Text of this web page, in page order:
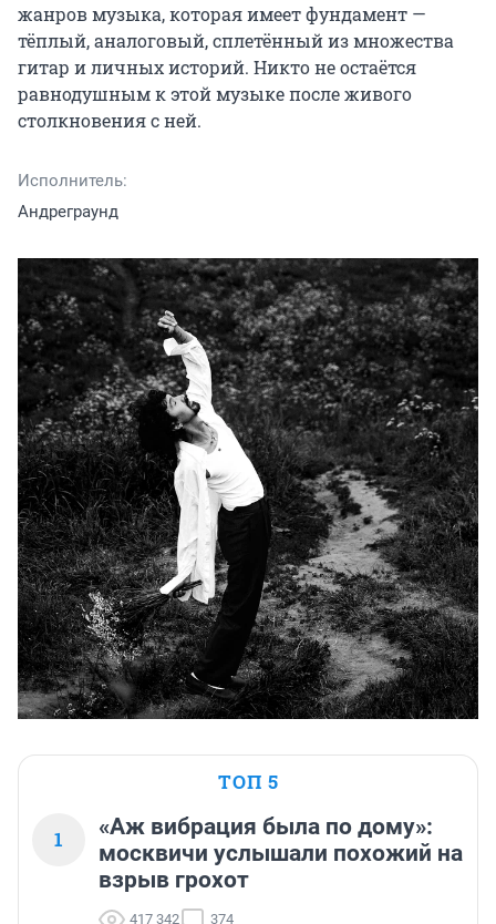
жанров музыка, которая имеет фундамент —
тёплый, аналоговый, сплетённый из множества
гитар и личных историй. Никто не остаётся
равнодушным к этой музыке после живого
столкновения с ней.
Исполнитель:
Андреграунд
ТОП 5
1
«Аж вибрация была по дому»:
москвичи услышали похожий на
взрыв грохот
417 342 374